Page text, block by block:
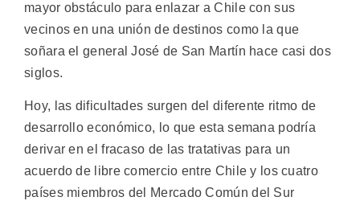
mayor obstáculo para enlazar a Chile con sus
vecinos en una unión de destinos como la que
soñara el general José de San Martín hace casi dos
siglos.
Hoy, las dificultades surgen del diferente ritmo de
desarrollo económico, lo que esta semana podría
derivar en el fracaso de las tratativas para un
acuerdo de libre comercio entre Chile y los cuatro
países miembros del Mercado Común del Sur